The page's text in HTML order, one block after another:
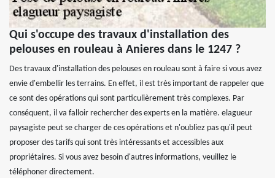
Qui s'occupe des travaux d'installation des
pelouses en rouleau à Anieres dans le 1247 ?
Des travaux d'installation des pelouses en rouleau sont à faire si vous avez
envie d'embellir les terrains. En effet, il est très important de rappeler que
ce sont des opérations qui sont particulièrement très complexes. Par
conséquent, il va falloir rechercher des experts en la matière. elagueur
paysagiste peut se charger de ces opérations et n'oubliez pas qu'il peut
proposer des tarifs qui sont très intéressants et accessibles aux
propriétaires. Si vous avez besoin d'autres informations, veuillez le
téléphoner directement.